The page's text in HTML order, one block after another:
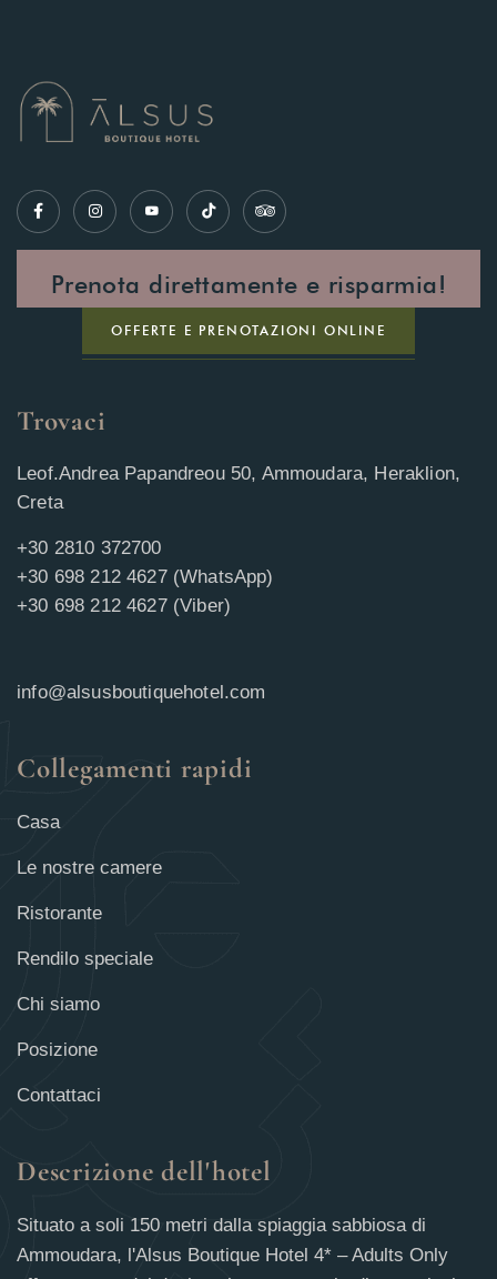
Prenota direttamente e risparmia!
OFFERTE E PRENOTAZIONI ONLINE
Trovaci
Leof.Andrea Papandreou 50, Ammoudara, Heraklion,
Creta
+30 2810 372700
+30 698 212 4627 (WhatsApp)
+30 698 212 4627 (Viber)
info@alsusboutiquehotel.com
Collegamenti rapidi
Casa
Le nostre camere
Ristorante
Rendilo speciale
Chi siamo
Posizione
Contattaci
Descrizione dell'hotel
Situato a soli 150 metri dalla spiaggia sabbiosa di
Ammoudara, l'Alsus Boutique Hotel 4* – Adults Only